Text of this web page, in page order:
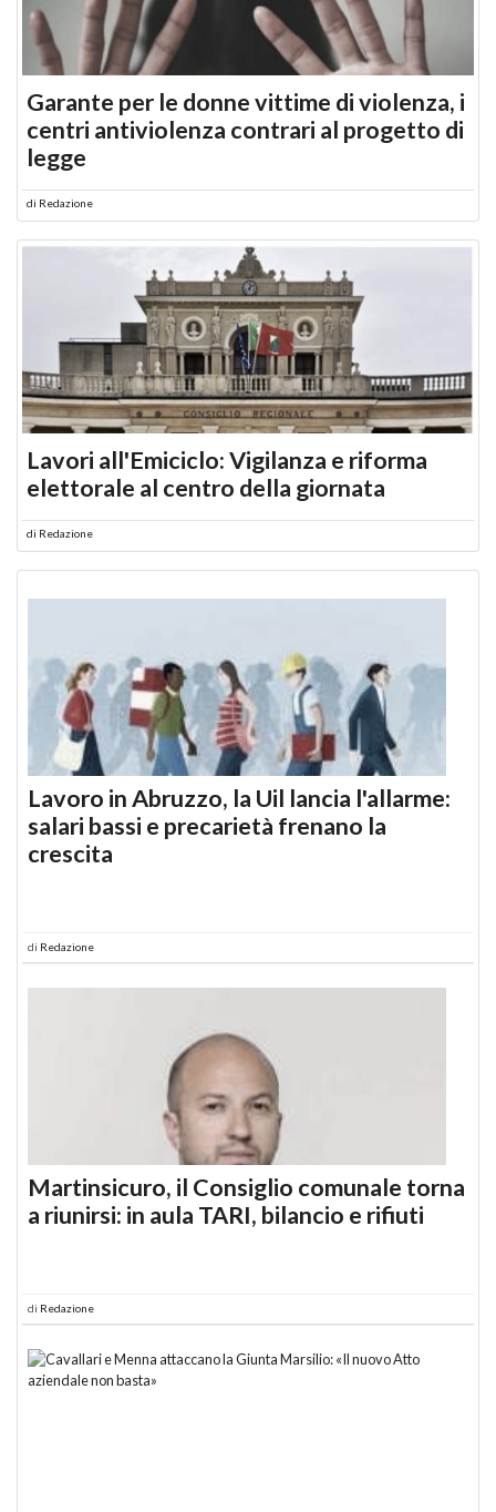
Garante per le donne vittime di violenza, i
centri antiviolenza contrari al progetto di
legge
di Redazione
Lavori all'Emiciclo: Vigilanza e riforma
elettorale al centro della giornata
di Redazione
Lavoro in Abruzzo, la Uil lancia l'allarme:
salari bassi e precarietà frenano la
crescita
di Redazione
Martinsicuro, il Consiglio comunale torna
a riunirsi: in aula TARI, bilancio e rifiuti
di Redazione